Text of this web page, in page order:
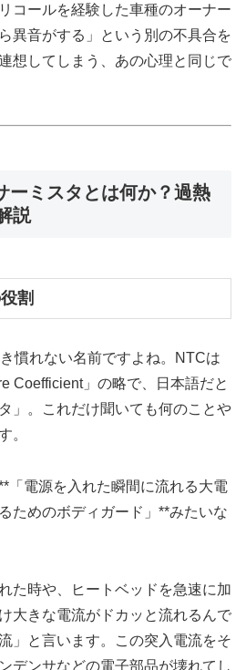
コールを経験した車種のオーナー
異音がする」という別の不具合を
想してしまう、あの心理と同じで
ーミスタとは何か？過熱
説
割
慣れない名前ですよね。NTCは
Coefficient」の略で、日本語だと
」。これだけ聞いても何のことや
。
「電源を入れた瞬間に流れる大電
ためのボディガード」**みたいな
た時や、ヒートベッドを急速に加
大きな電流がドカッと流れるんで
」と言います。この突入電流をそ
デンサなどの電子部品が壊れてし